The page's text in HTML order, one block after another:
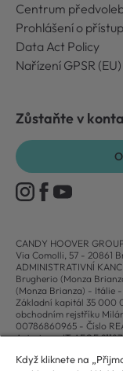
Centrum
Prohlášení o
Data Act Policy
Nařízení GPSR
Zůstaňte v
CANDY HOOVER
Via Comolli, 57 - 20861
ADMINISTRATIVNÍ
Brugherio (Monza
(Monza Brianza) - Itálie -
Základní kapitál 35 000
obchodním rejstříku
00786860965 - Číslo
Autorizace IT AEOF
Když kliknete na